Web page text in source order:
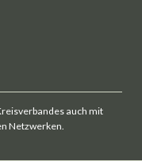
auch mit
Netzwerken.